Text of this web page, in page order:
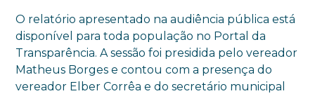
O relatório apresentado na audiência pública está
disponível para toda população no Portal da
Transparência. A sessão foi presidida pelo vereador
Matheus Borges e contou com a presença do
vereador Elber Corrêa e do secretário municipal